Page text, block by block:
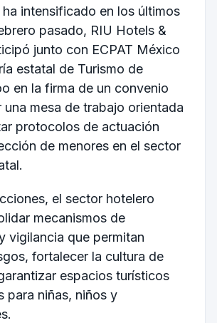
intensificado en los últimos
pasado, RIU Hotels &
junto con ECPAT México
estatal de Turismo de
en la firma de un convenio
una mesa de trabajo orientada
protocolos de actuación
de menores en el sector
el sector hotelero
mecanismos de
vigilancia que permitan
fortalecer la cultura de
espacios turísticos
para niñas, niños y